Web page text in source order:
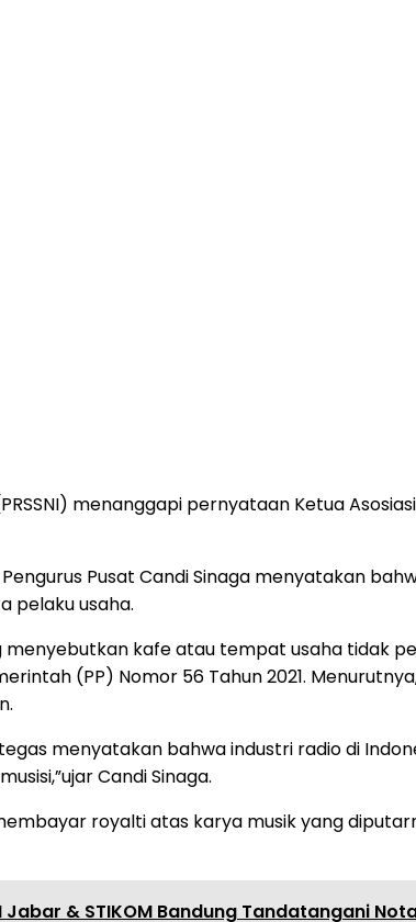
menanggapi pernyataan Ketua
Pusat Candi Sinaga menyatakan
pelaku usaha.
kafe atau tempat usaha tidak
(PP) Nomor 56 Tahun 2021.
menyatakan bahwa industri radio di
Candi Sinaga.
royalti atas karya musik yang
& STIKOM Bandung Tandatangani